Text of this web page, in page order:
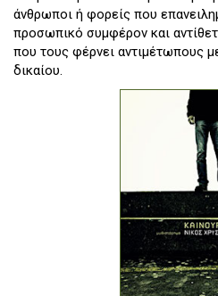
άνθρωποι ή φορείς που
προσωπικό συμφέρον και
που τους φέρνει αντιμέτωπους
δικαίου.